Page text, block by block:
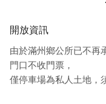
開放資訊
由於滿州鄉公所已不再
門口不收門票，
僅停車場為私人土地，